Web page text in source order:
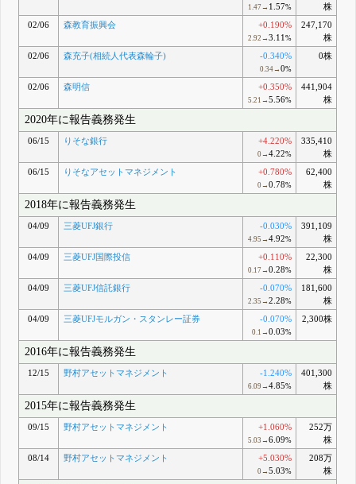
1.47→ 1.57%
株
02/06
森教育振興会 +0.190%
2.92→ 3.11 %
247,170
株
02/06
森充子(相続人代表森輪子) -0.340%
0.34→ 0%
0株
02/06 森明信 +0.350%
5.21→ 5.56%
441,904
株
2020年に報告義務発生
06/15 りそな銀行 +4.220%
0→ 4.22%
335,410
株
06/15
りそなアセットマネジメント +0.780%
0→ 0.78%
62,400
株
2018年に報告義務発生
04/09 三菱UFJ銀行 -0.030%
4.95→ 4.92%
391,109
株
04/09
三菱UFJ国際投信 +0.110%
0.17→ 0.28%
22,300
株
04/09
三菱UFJ信託銀行 -0.070%
2.35→ 2.28%
181,600
株
04/09
三菱UFJモルガン・スタンレー証券 -0.070%
0.1→ 0.03%
2,300株
2016年に報告義務発生
12/15 野村アセットマネジメント -1.240%
6.09→ 4.85%
401,300
株
2015年に報告義務発生
09/15 野村アセットマネジメント +1.060%
5.03→ 6.09%
252万
株
08/14
野村アセットマネジメント +5.030%
0→ 5.03%
208万
株